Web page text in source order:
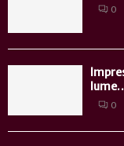
0
0